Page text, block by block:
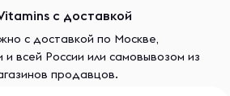
с доставкой
с доставкой по Москве,
и всей России или самовывозом из
продавцов.